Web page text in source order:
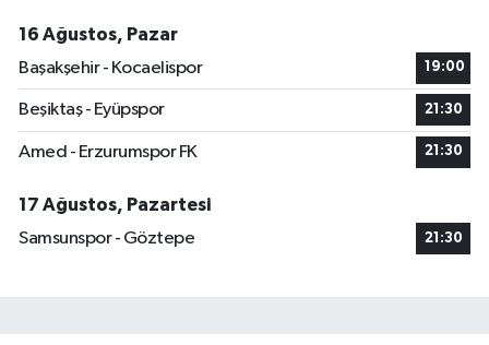
16 Ağustos, Pazar
Başakşehir - Kocaelispor
19:00
Beşiktaş - Eyüpspor 21:30
Amed - Erzurumspor FK 21:30
17 Ağustos, Pazartesi
Samsunspor - Göztepe
21:30